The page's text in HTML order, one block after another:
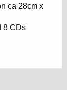
ca 28cm x
8 CDs